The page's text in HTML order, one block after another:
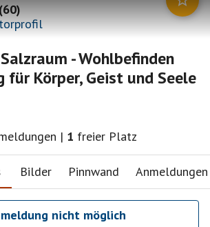
60)
- Wohlbefinden
für Körper, Geist und Seele
| 1 freier Platz
Bilder Pinnwand Anmeldungen
nicht möglich